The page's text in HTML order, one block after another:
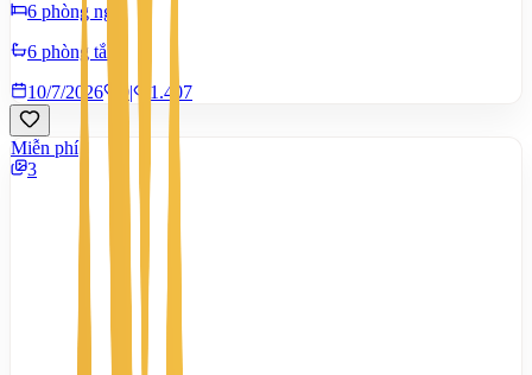
6 phòng ngủ
6 phòng tắm
10/7/2026
0| 1.407
Miễn phí
3